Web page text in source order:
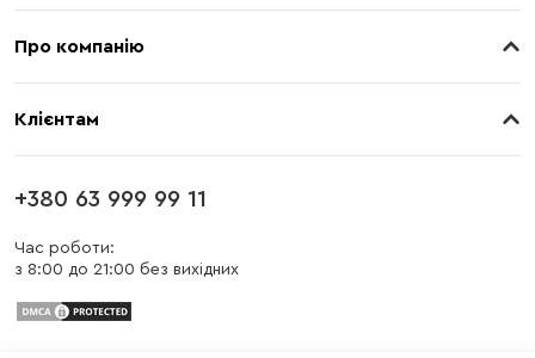
Про компанію
Клієнтам
Оплата
Блог
+380 63 999 99 11
Час роботи:
з 8:00 до 21:00 без вихідних